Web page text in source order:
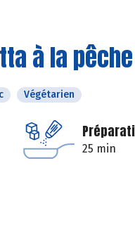
à la pêche
Végétarien
25 min